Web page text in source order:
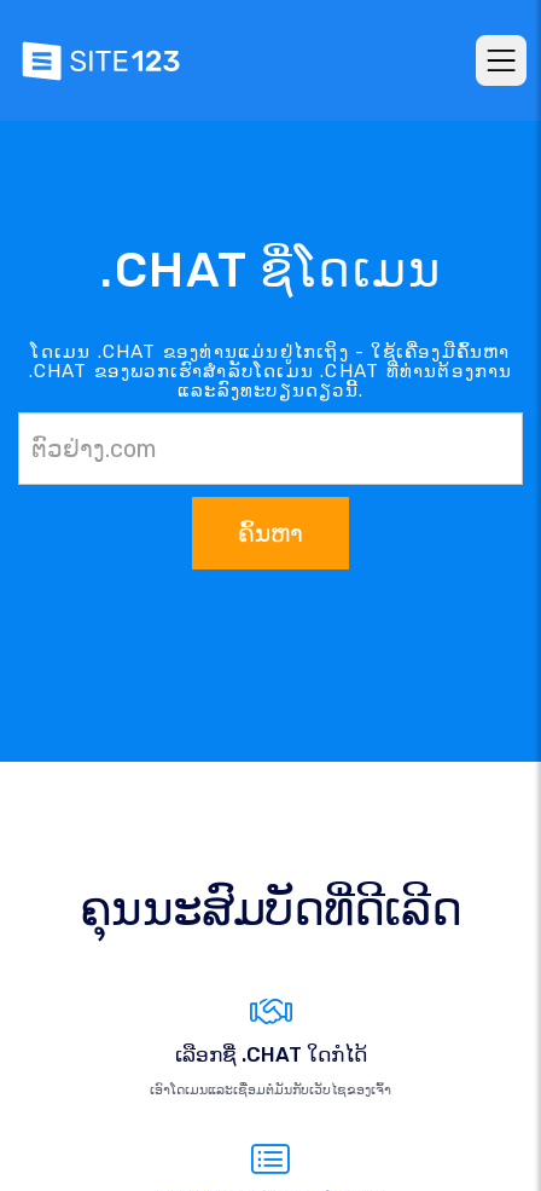
.CHAT ຊື່ໂດເມນ
ໂດເມນ .CHAT ຂອງທ່ານແມ່ນຢູ່ໄກເຖິງ - ໃຊ້ເຄື່ອງມືຄົ້ນຫາ
.CHAT ຂອງພວກເຮົາສຳລັບໂດເມນ .CHAT ທີ່ທ່ານຕ້ອງການ
ແລະລົງທະບຽນດຽວນີ້.
ຄົ້ນຫາ
ຄຸນນະສົມບັດທີ່ດີເລີດ
ເລືອກຊື່ .CHAT ໃດກໍໄດ້
ເອົາໂດເມນແລະເຊື່ອມຕໍ່ມັນກັບເວັບໄຊຂອງເຈົ້າ